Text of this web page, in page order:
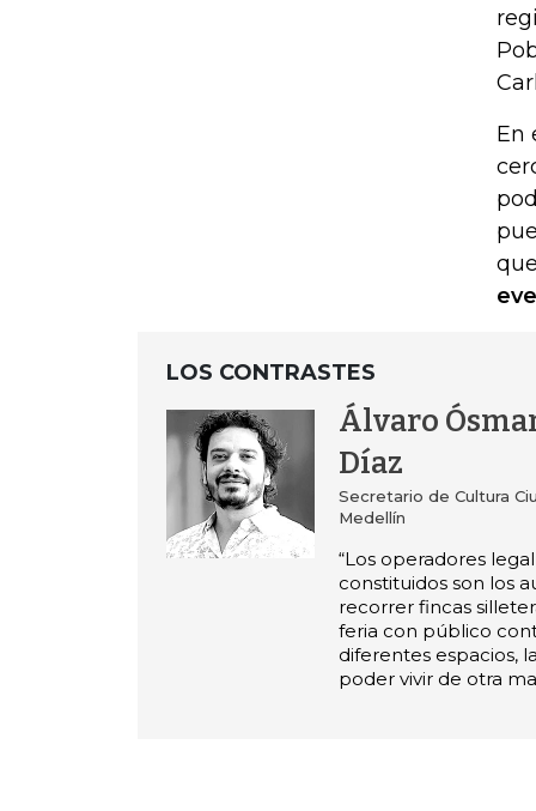
En
LOS CONTRASTES
Álvaro
Díaz
Secretario de Cultura
Medellín
“Los operadores
constituidos son los
recorrer fincas
feria con público
diferentes espacios,
poder vivir de otra